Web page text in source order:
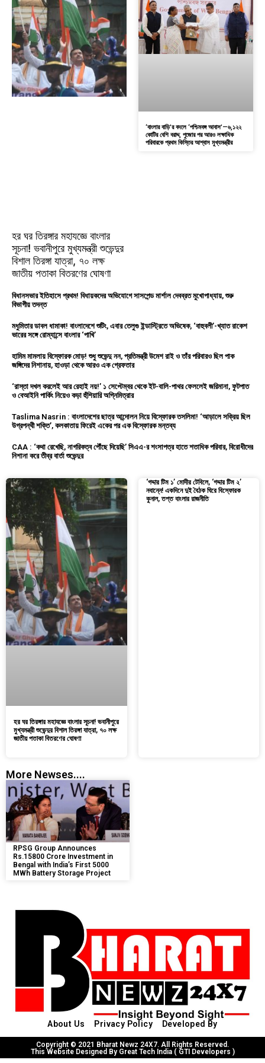
হর ঘর তিরঙ্গার মহাযজ্ঞে বাংলার
সূচনা! ভবানীপুরে মুখ্যমন্ত্রী শুভেন্দুর
বিশাল তিরঙ্গা যাত্রা, ৭০ লক্ষ
জাতীয় পতাকা বিতরণের ঘোষণা
‘বাংলার বাড়ি’র বদলে ‘পশ্চিমবঙ্গ আবাস’—৬,১২২
কোটির বেশি বরাদ্দ, পুজোর পর আরও লক্ষাধিক
পরিবারকে প্রথম কিস্তির আশ্বাস মুখ্যমন্ত্রীর
বিধানসভার ইতিহাসে প্রথম! বিধায়কদের অভিযোগে সাসপেন্ড মার্শাল দেবব্রত মুখোপাধ্যায়, শুরু
বিভাগীয় তদন্ত
মধুমিতার ডাবল ধামাকা! বাংলাদেশে শুটিং, এবার তেলুগু ইন্ডাস্ট্রিতে অভিষেক, ‘বাহুবলী’-খ্যাত রাকেশ
ভারের সঙ্গে রোম্যান্সে বাংলার ‘পাখি’
হামিম মামলায় বিস্ফোরক মোড়! শুধু শুভেন্দু নন, প্রতিমন্ত্রী উমেশ রাই ও তাঁর পরিবারও ছিল পাক
জঙ্গিদের নিশানায়, হাওড়া থেকে আরও এক গ্রেফতার
‘রাস্তা দখল করলেই আর রেহাই নয়!’ ১ সেপ্টেম্বর থেকে ইট-বালি-পাথর ফেললেই জরিমানা, ফুটপাত
ও বেআইনি পার্কিং নিয়েও কড়া হুঁশিয়ারি অগ্নিমিত্রার
Taslima Nasrin : বাংলাদেশের ছাত্র আন্দোলন নিয়ে বিস্ফোরক তসলিমা! ‘আড়ালে সক্রিয় ছিল
উগ্রপন্থী শক্তি’, কলকাতায় ফিরেই একের পর এক বিস্ফোরক মন্তব্য
CAA : ‘কথা রেখেছি, নাগরিকত্ব পৌঁছে দিয়েছি’ সিএএ-র শংসাপত্র হাতে শতাধিক পরিবার, বিরোধীদের
নিশানা করে তীব্র বার্তা শুভেন্দুর
হর ঘর তিরঙ্গার মহাযজ্ঞে বাংলার সূচনা! ভবানীপুরে
মুখ্যমন্ত্রী শুভেন্দুর বিশাল তিরঙ্গা যাত্রা, ৭০ লক্ষ
জাতীয় পতাকা বিতরণের ঘোষণা
‘গদ্দার টিম ১’ মোদীর টেবিলে, ‘গদ্দার টিম ২’
নবান্নে! একদিনে দুই বৈঠক ঘিরে বিস্ফোরক
কুনাল, তপ্ত বাংলার রাজনীতি
More Newses....
RPSG Group Announces
Rs.15800 Crore Investment in
Bengal with India’s First 5000
MWh Battery Storage Project
About Us Privacy Policy Developed By
Copyright © 2021 Bharat Newz 24X7. All Rights Reserved.
This Website Designed By Great Tech India ( GTI Developers )